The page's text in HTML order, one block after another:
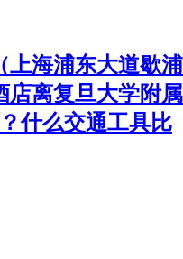
上海浦东大道歇浦
店离复旦大学附属
什么交通工具比